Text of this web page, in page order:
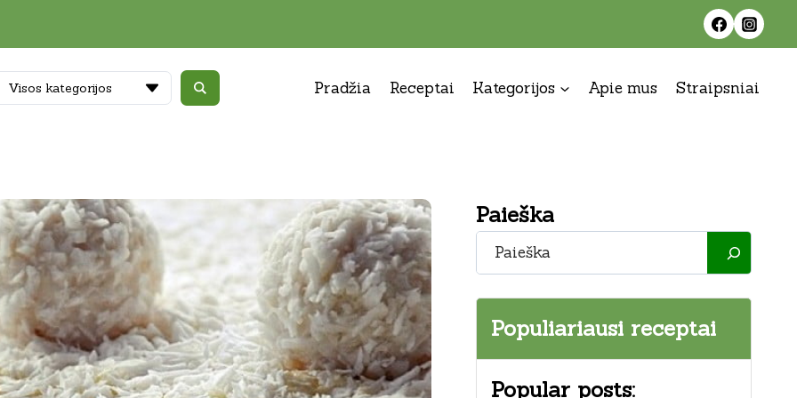
Visos kategorijos Pradžia Receptai Kategorijos Apie mus Straipsniai
Paieška
Paieška
Populiariausi receptai
Popular posts: